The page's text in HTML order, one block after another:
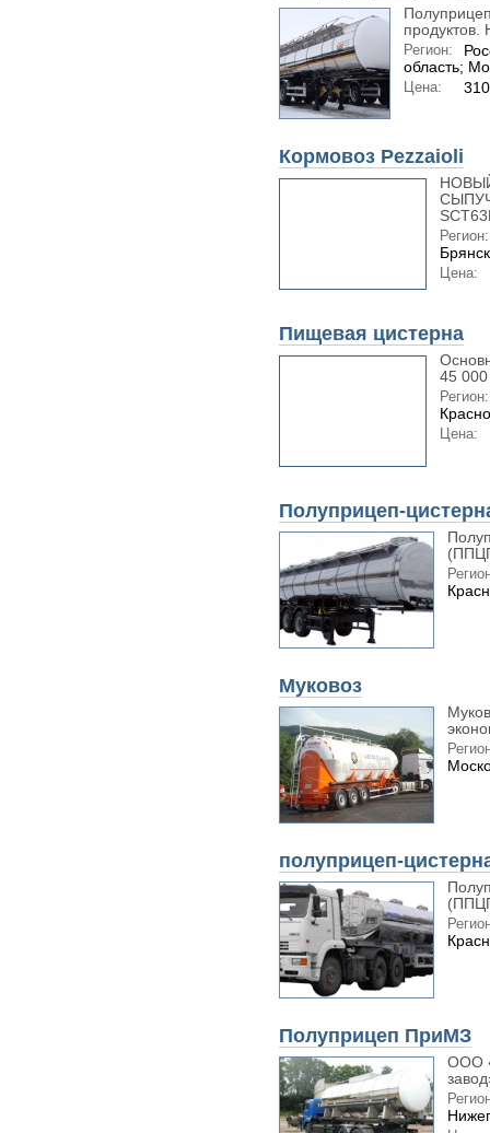
Регион:
область;
Цена:
Кормовоз Pezzaioli
Регион:
Цена:
Пищевая цистерна
45 000
Регион:
Цена:
Полуприцеп-
Муковоз
полуприцеп-
Полуприцеп ПриМЗ
ООО